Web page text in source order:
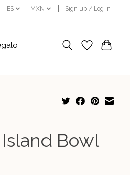
ES MXN Sign up / Log in
Bowl